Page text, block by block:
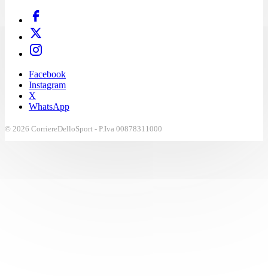
Facebook
Instagram
X
WhatsApp
© 2026 CorriereDelloSport - P.Iva 00878311000